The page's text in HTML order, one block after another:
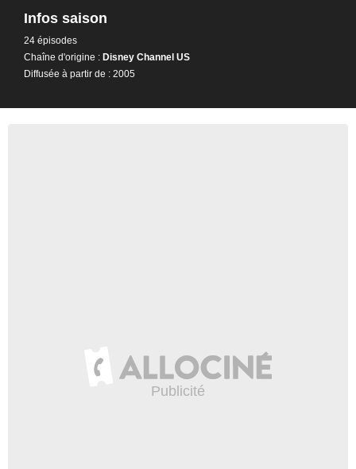
Infos saison
24 épisodes
Chaîne d'origine : Disney Channel US
Diffusée à partir de : 2005